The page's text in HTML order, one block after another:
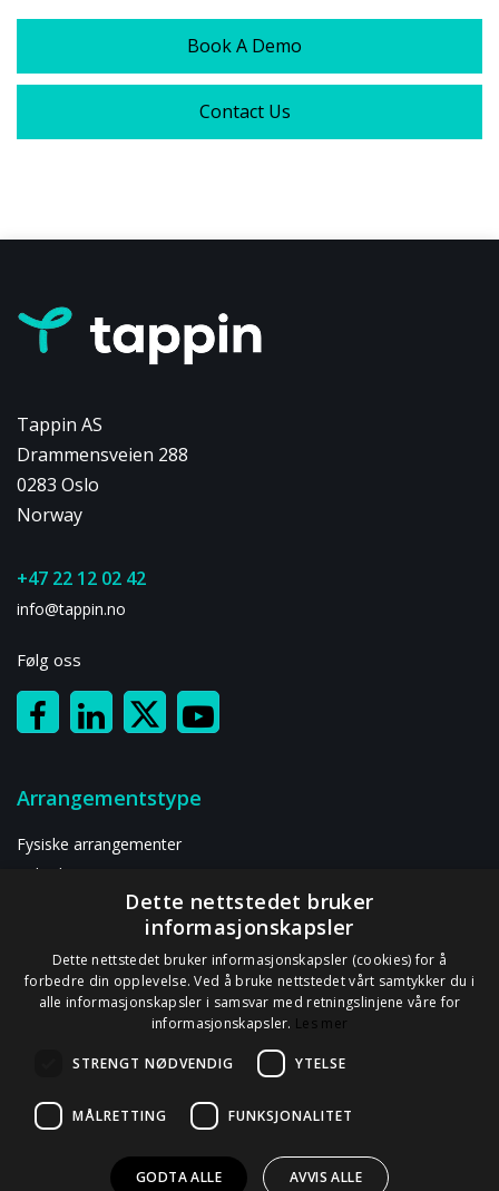
Book A Demo
Contact Us
Tappin AS
Drammensveien 288
0283 Oslo
Norway
+47 22 12 02 42
info@tappin.no
Følg oss
Arrangementstype
Fysiske arrangementer
Hybride arrangementer
Digitalt arrangement
Ressurser
Om oss
Personvernerklæring
GDPR-informasjon
Databehandleravtale
Dette nettstedet bruker
informasjonskapsler
Dette nettstedet bruker informasjonskapsler (cookies) for å
forbedre din opplevelse. Ved å bruke nettstedet vårt samtykker du i
alle informasjonskapsler i samsvar med retningslinjene våre for
informasjonskapsler. Les mer
STRENGT NØDVENDIG YTELSE
MÅLRETTING FUNKSJONALITET
GODTA ALLE AVVIS ALLE